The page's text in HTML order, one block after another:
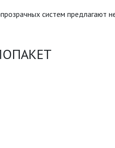
систем предлагают